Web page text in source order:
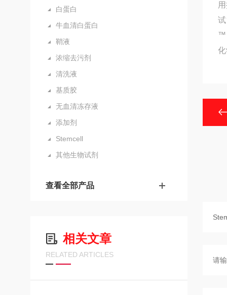
白蛋白
牛血清白蛋白
鞘液
浓缩去污剂
清洗液
基质胶
无血清冻存液
添加剂
Stemcell
其他生物试剂
查看全部产品
相关文章
RELATED ARTICLES
™